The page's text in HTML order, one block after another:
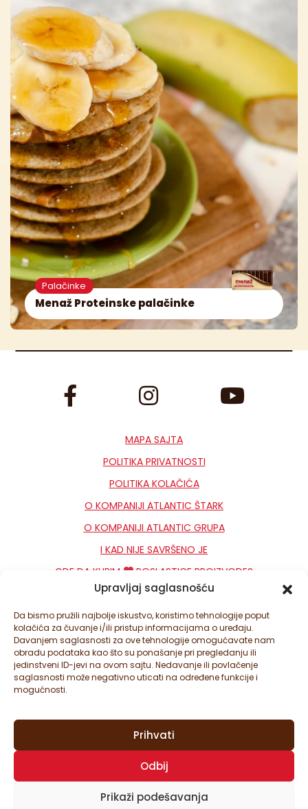
Upravljaj saglasnošću
Da bismo pružili najbolje iskustvo, koristimo tehnologije poput
kolačića za čuvanje i/ili pristup informacijama o uređaju.
Davanjem saglasnosti za ove tehnologije omogućavate nam
obradu podataka kao što su ponašanje pri pregledanju ili
jedinstveni ID-jevi na ovom sajtu. Nedavanje ili povlačenje
saglasnosti može negativno uticati na određene funkcije i
mogućnosti.
Prihvati
Odbij
Prikaži podešavanja
Menaž Proteinske palačinke
Palačinke
MAPA SAJTA
POLITIKA PRIVATNOSTI
POLITIKA KOLAČIĆA
O KOMPANIJI ATLANTIC ŠTARK
O KOMPANIJI ATLANTIC GRUPA
I KAD NIJE SAVRŠENO JE
GDE DA KUPIM
POSLASTICE PROIZVODE?
KONTAKT
NEWSLETTER
PODEŠAVANJA KOLAČIĆA
© ATLANTIC ŠTARK D.O.O. SVA PRAVA ZADRŽANA. ATLANTIC
ŠTARK JE DEO ATLANTIC GRUPE.
OVAJ SAJT JE ZAŠTIĆEN SA GOOGLE RECAPTCHA I